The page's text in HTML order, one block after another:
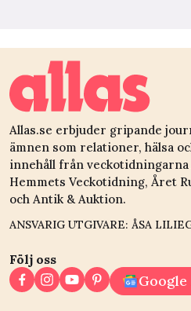
Allas.se erbjuder gripande
ämnen som relationer, hälsa
innehåll från veckotidningarna
Hemmets Veckotidning, Året
och Antik & Auktion.
ANSVARIG UTGIVARE: ÅSA
Följ oss